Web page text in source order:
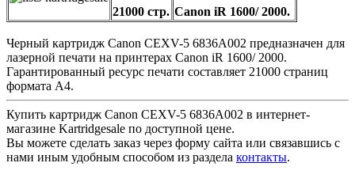
21000 стр. Canon iR 1600/ 2000.
Черный картридж Canon CEXV-5 6836A002 предназначен для
лазерной печати на принтерах Canon iR 1600/ 2000.
Гарантированный ресурс печати составляет 21000 страниц
формата А4.
Купить картридж Canon CEXV-5 6836A002 в интернет-
магазине Kartridgesale по доступной цене.
Вы можете сделать заказ через форму сайта или связавшись с
нами иным удобным способом из раздела контакты.